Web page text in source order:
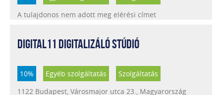
A tulajdonos nem adott meg elérési címet
DIGITAL11 DIGITALIZÁLÓ STÚDIÓ
10% Egyéb szolgáltatás
Szolgáltatás
1122 Budapest, Városmajor utca 23., Magyarország